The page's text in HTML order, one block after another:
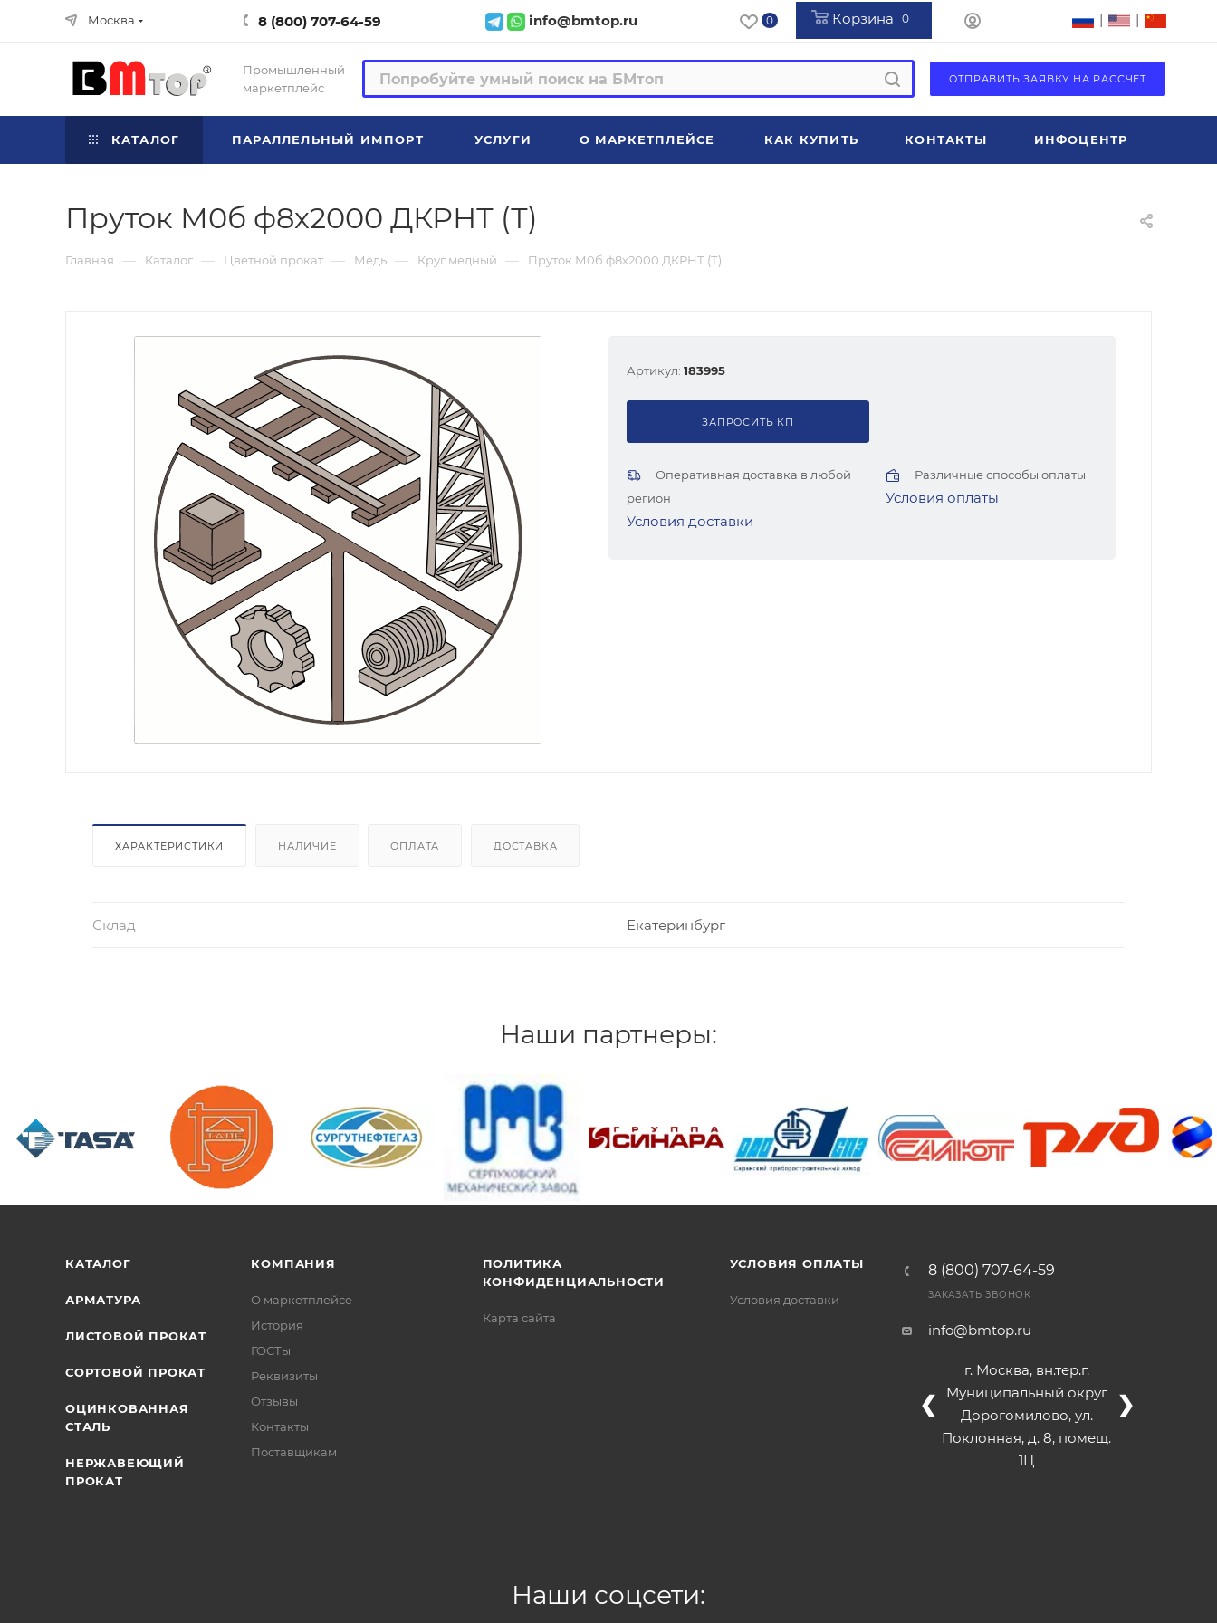
Москва 8 (800) 707-64-59 info@bmtop.ru 0 Корзина 0 | |
Промышленный
маркетплейс
ОТПРАВИТЬ ЗАЯВКУ НА РАССЧЕТ
КАТАЛОГ ПАРАЛЛЕЛЬНЫЙ ИМПОРТ УСЛУГИ О МАРКЕТПЛЕЙСЕ КАК КУПИТЬ КОНТАКТЫ ИНФОЦЕНТР
Пруток М0б ф8х2000 ДКРНТ (Т)
Главная — Каталог — Цветной прокат — Медь — Круг медный — Пруток М0б ф8х2000 ДКРНТ (Т)
Артикул: 183995
ЗАПРОСИТЬ КП
Оперативная доставка в любой
регион
Условия доставки
Различные способы оплаты
Условия оплаты
ХАРАКТЕРИСТИКИ НАЛИЧИЕ ОПЛАТА ДОСТАВКА
Склад Екатеринбург
Наши партнеры:
КАТАЛОГ
АРМАТУРА
ЛИСТОВОЙ ПРОКАТ
СОРТОВОЙ ПРОКАТ
ОЦИНКОВАННАЯ
СТАЛЬ
НЕРЖАВЕЮЩИЙ
ПРОКАТ
КОМПАНИЯ
О маркетплейсе
История
ГОСТы
Реквизиты
Отзывы
Контакты
Поставщикам
ПОЛИТИКА
КОНФИДЕНЦИАЛЬНОСТИ
Карта сайта
УСЛОВИЯ ОПЛАТЫ
Условия доставки
8 (800) 707-64-59
ЗАКАЗАТЬ ЗВОНОК
info@bmtop.ru
г. Москва, вн.тер.г.
Муниципальный округ
Дорогомилово, ул.
Поклонная, д. 8, помещ.
1Ц
❮ ❯
Наши соцсети: